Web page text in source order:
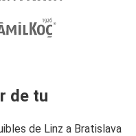
de tu
de Linz a Bratislava